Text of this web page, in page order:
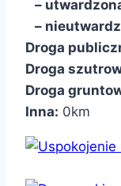
–
–
Droga
Droga
Droga
Inna: 0km